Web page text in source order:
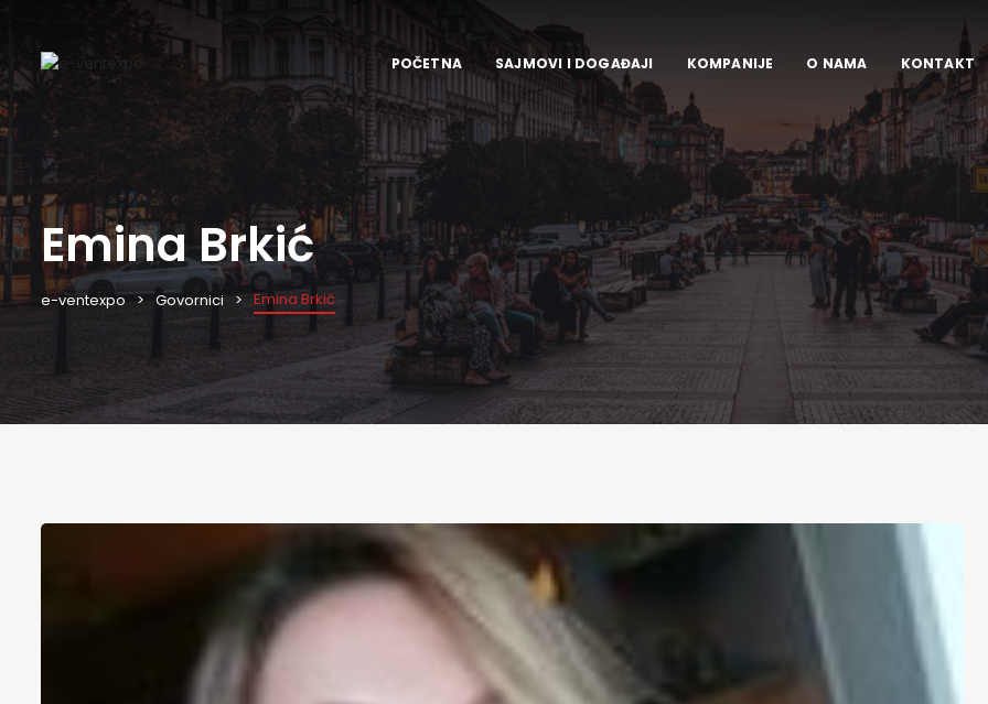
POČETNA SAJMOVI I DOGAĐAJI KOMPANIJE O NAMA KONTAKT
Emina Brkić
e-ventexpo Govornici Emina Brkić